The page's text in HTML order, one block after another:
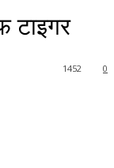
टाइगर
0
1452